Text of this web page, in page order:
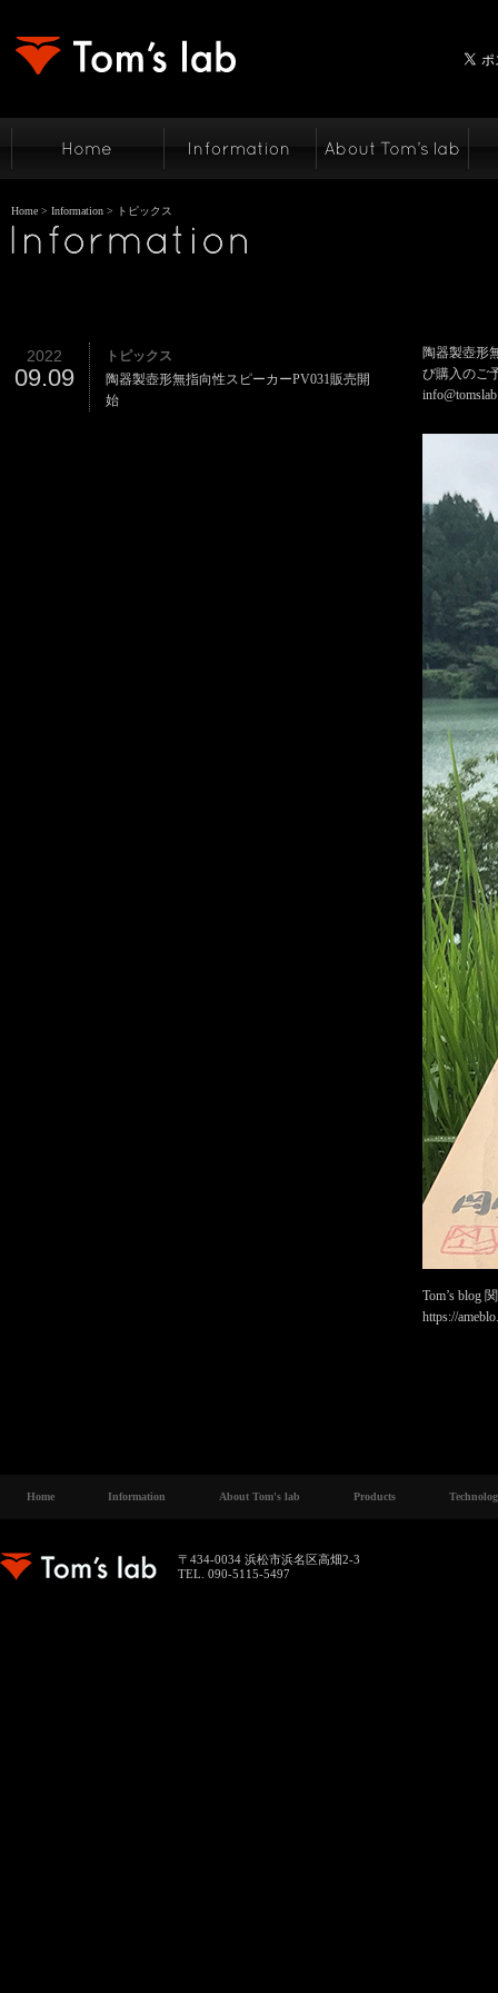
Home > Information > トピックス
2022
09.09
トピックス
陶器製壺形無指向性スピーカーPV031販売開
始
陶器製壺形
び購入のご
Tom’s blog
https://
Home Information About Tom's lab Products
〒434-0034 浜松市浜名区高畑2-3
TEL. 090-5115-5497